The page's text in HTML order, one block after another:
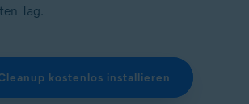
Tag.
kostenlos installieren